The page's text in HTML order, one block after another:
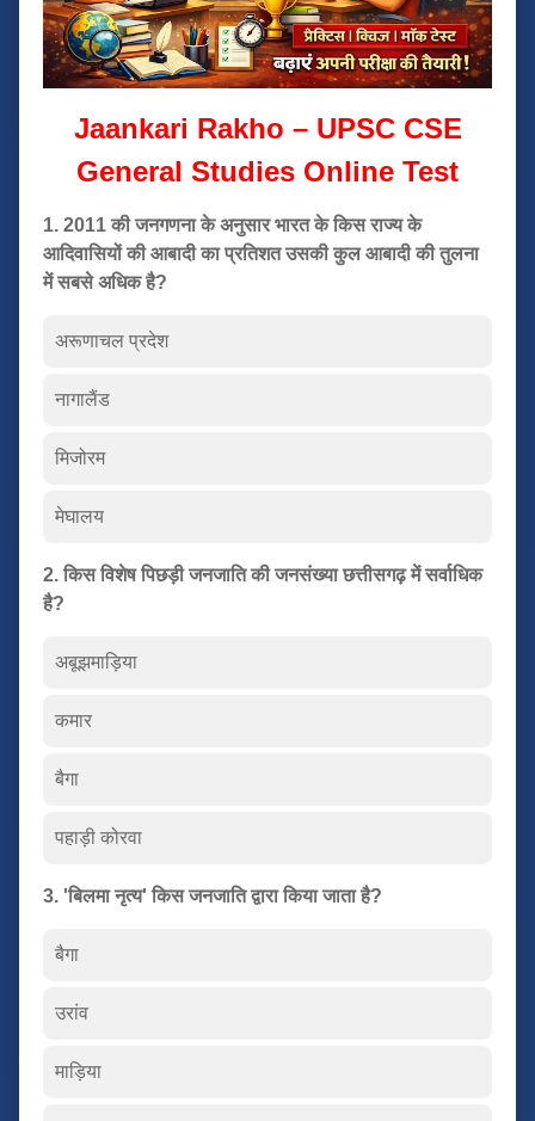
Jaankari Rakho – UPSC CSE
General Studies Online Test
1. 2011 की जनगणना के अनुसार भारत के किस राज्य के
आदिवासियों की आबादी का प्रतिशत उसकी कुल आबादी की तुलना
में सबसे अधिक है?
अरूणाचल प्रदेश
नागालैंड
मिजोरम
मेघालय
2. किस विशेष पिछड़ी जनजाति की जनसंख्या छत्तीसगढ़ में सर्वाधिक
है?
अबूझमाड़िया
कमार
बैगा
पहाड़ी कोरवा
3. 'बिलमा नृत्य' किस जनजाति द्वारा किया जाता है?
बैगा
उरांव
माड़िया